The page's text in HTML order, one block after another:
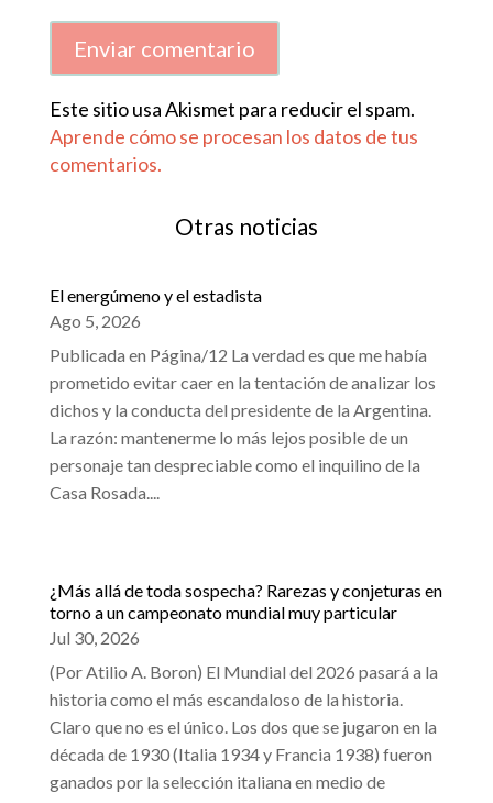
Enviar comentario
Este sitio usa Akismet para reducir el spam.
Aprende cómo se procesan los datos de tus
comentarios.
Otras noticias
El energúmeno y el estadista
Ago 5, 2026
Publicada en Página/12 La verdad es que me había
prometido evitar caer en la tentación de analizar los
dichos y la conducta del presidente de la Argentina.
La razón: mantenerme lo más lejos posible de un
personaje tan despreciable como el inquilino de la
Casa Rosada....
¿Más allá de toda sospecha? Rarezas y conjeturas en
torno a un campeonato mundial muy particular
Jul 30, 2026
(Por Atilio A. Boron) El Mundial del 2026 pasará a la
historia como el más escandaloso de la historia.
Claro que no es el único. Los dos que se jugaron en la
década de 1930 (Italia 1934 y Francia 1938) fueron
ganados por la selección italiana en medio de